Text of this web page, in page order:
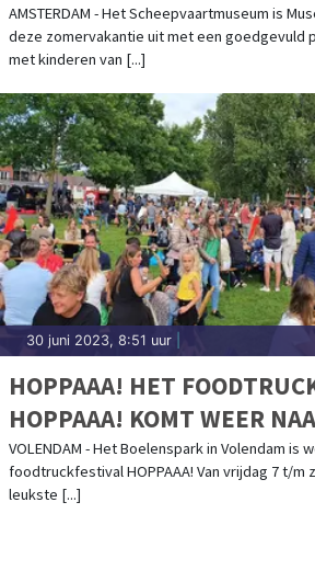
AMSTERDAM - Het Scheepvaartmuseum is
deze zomervakantie uit met een goedgevuld
met kinderen van [...]
30 juni 2023, 8:51 uur
HOPPAAA! HET
HOPPAAA! KOMT WEER
VOLENDAM - Het Boelenspark in Volendam
foodtruckfestival HOPPAAA! Van vrijdag 7 t/m
leukste [...]